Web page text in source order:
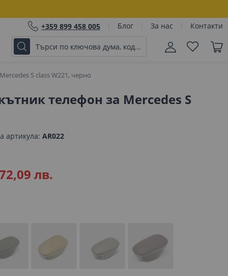
+359 899 458 005 Блог За нас Контакти
S class W221, черно
телефон за Mercedes S
артикула AR022
лв.